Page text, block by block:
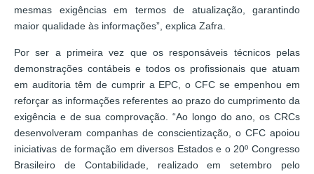
mesmas exigências em termos de atualização, garantindo
maior qualidade às informações”, explica Zafra.
Por ser a primeira vez que os responsáveis técnicos pelas
demonstrações contábeis e todos os profissionais que atuam
em auditoria têm de cumprir a EPC, o CFC se empenhou em
reforçar as informações referentes ao prazo do cumprimento da
exigência e de sua comprovação. “Ao longo do ano, os CRCs
desenvolveram companhas de conscientização, o CFC apoiou
iniciativas de formação em diversos Estados e o 20º Congresso
Brasileiro de Contabilidade, realizado em setembro pelo